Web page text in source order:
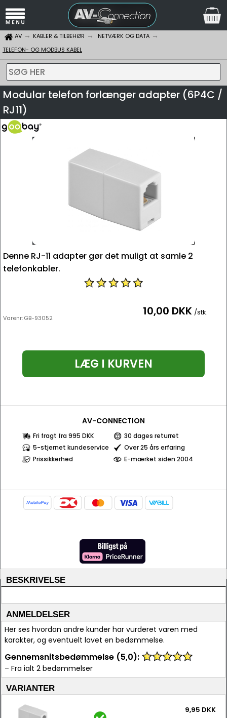
AV KABLER & TILBEHØR
NETVÆRK OG DATA
TELEFON- OG MODBUS KABEL
SØG HER
Modular telefon forlænger adapter (6P4C /
RJ11)
Denne RJ-11 adapter gør det muligt at samle 2
telefonkabler.
Varenr:GB-93052 10,00 DKK /stk.
LÆG I KURVEN
AV-CONNECTION
Fri fragt fra 995 DKK
30 dages returret
5-stjernet kundeservice
Over 25 års erfaring
Prissikkerhed
E-mærket siden 2004
BESKRIVELSE
ANMELDELSER
Her ses hvordan andre kunder har vurderet varen med
karakter, og eventuelt lavet en bedømmelse.
Gennemsnitsbedømmelse (5,0):
– Fra ialt 2 bedømmelser
VARIANTER
9,95 DKK